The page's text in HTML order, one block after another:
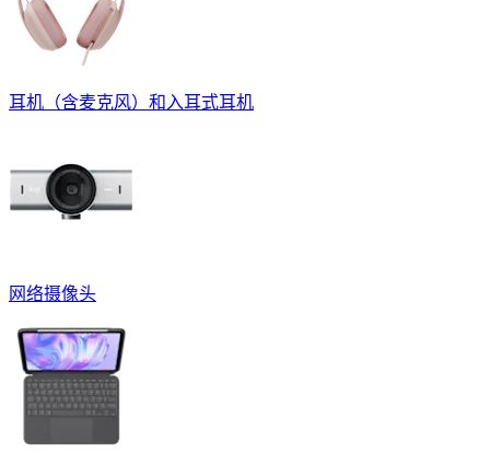
耳机（含麦克风）和入耳式耳机
网络摄像头